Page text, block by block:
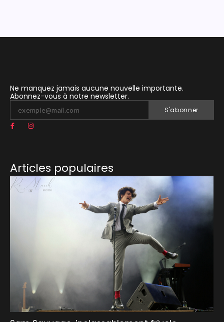
Ne manquez jamais aucune nouvelle importante.
Abonnez-vous à notre newsletter.
S'abonner
Articles populaires